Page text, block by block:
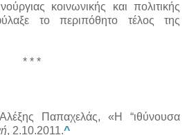
κοινωνικής και πολιτικής
το περιπόθητο τέλος της
* * *
Παπαχελάς, «Η “ιθύνουσα
, 2.10.2011.^